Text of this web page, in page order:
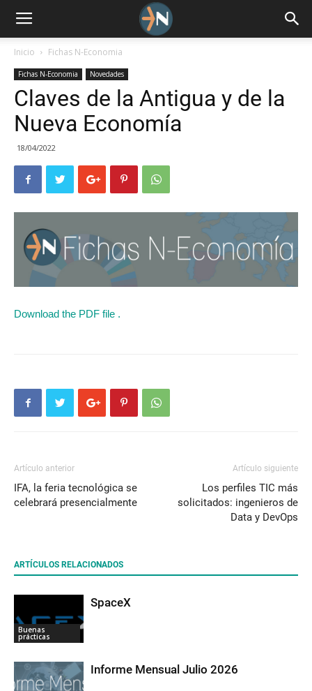
Inicio Fichas N-Economia
Fichas N-Economia Novedades
Claves de la Antigua y de la
Nueva Economía
18/04/2022
Download the PDF file .
Artículo anterior
IFA, la feria tecnológica se
celebrará presencialmente
Artículo siguiente
Los perfiles TIC más
solicitados: ingenieros de
Data y DevOps
ARTÍCULOS RELACIONADOS
Buenas
prácticas
SpaceX
Informe Mensual Julio 2026